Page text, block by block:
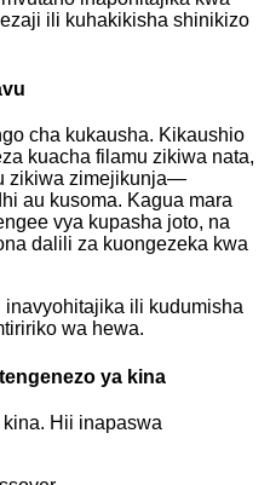
ili kuhakikisha shinikizo
cha kukausha. Kikaushio
kuacha filamu zikiwa nata,
zikiwa zimejikunja—
au kusoma. Kagua mara
vya kupasha joto, na
dalili za kuongezeka kwa
ili kudumisha
wa hewa.
ya kina
Hii inapaswa